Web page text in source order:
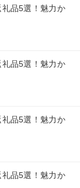
品5選！魅力か
品5選！魅力か
品5選！魅力か
品5選！魅力か